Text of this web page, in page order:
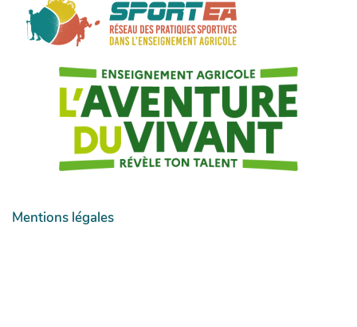
Mentions légales